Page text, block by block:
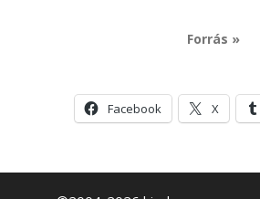
Forrás »
Facebook X